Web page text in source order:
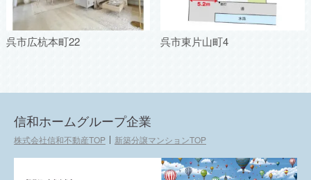
呉市広杭本町22 呉市東片山町4
信和ホームグループ企業
株式会社信和不動産TOP 新築分譲マンションTOP